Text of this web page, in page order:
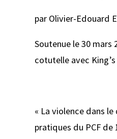
par Olivier-Edouard
Soutenue le 30 mars
cotutelle avec
« La violence dans
pratiques du PCF de